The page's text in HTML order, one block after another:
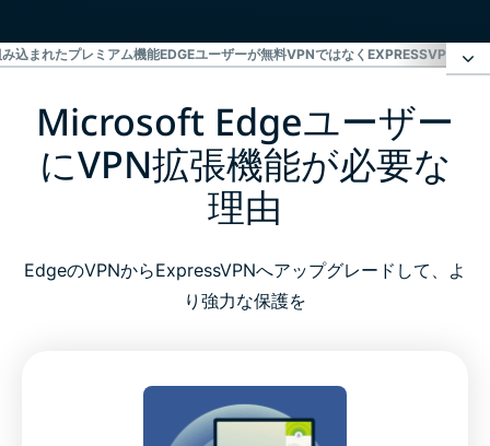
込まれたプレミアム機能EDGEユーザーが無料VPNではなくEXPRESSVPNを選
Microsoft EdgeユーザーにVPN拡張機能が必要な理
Microsoft EdgeでVPNを設定する方法
EdgeでExpressVPNを効果的に使うためのヒント
Edge拡張機能に組み込まれたプレミアム機能
Microsoft Edgeユーザー
にVPN拡張機能が必要な
理由
EdgeのVPNからExpressVPNへアップグレードして、よ
り強力な保護を